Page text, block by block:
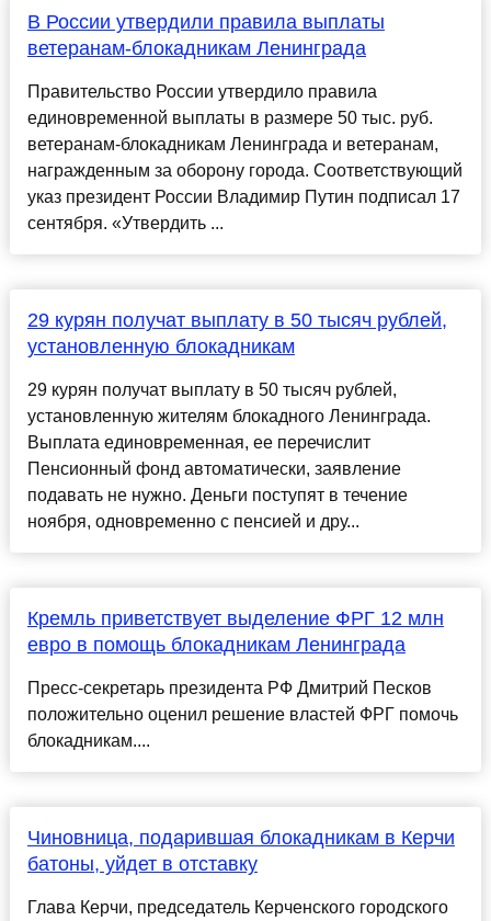
В России утвердили правила выплаты
ветеранам-блокадникам Ленинграда
Правительство России утвердило правила
единовременной выплаты в размере 50 тыс. руб.
ветеранам-блокадникам Ленинграда и ветеранам,
награжденным за оборону города. Соответствующий
указ президент России Владимир Путин подписал 17
сентября. «Утвердить ...
29 курян получат выплату в 50 тысяч рублей,
установленную блокадникам
29 курян получат выплату в 50 тысяч рублей,
установленную жителям блокадного Ленинграда.
Выплата единовременная, ее перечислит
Пенсионный фонд автоматически, заявление
подавать не нужно. Деньги поступят в течение
ноября, одновременно с пенсией и дру...
Кремль приветствует выделение ФРГ 12 млн
евро в помощь блокадникам Ленинграда
Пресс-секретарь президента РФ Дмитрий Песков
положительно оценил решение властей ФРГ помочь
блокадникам....
Чиновница, подарившая блокадникам в Керчи
батоны, уйдет в отставку
Глава Керчи, председатель Керченского городского